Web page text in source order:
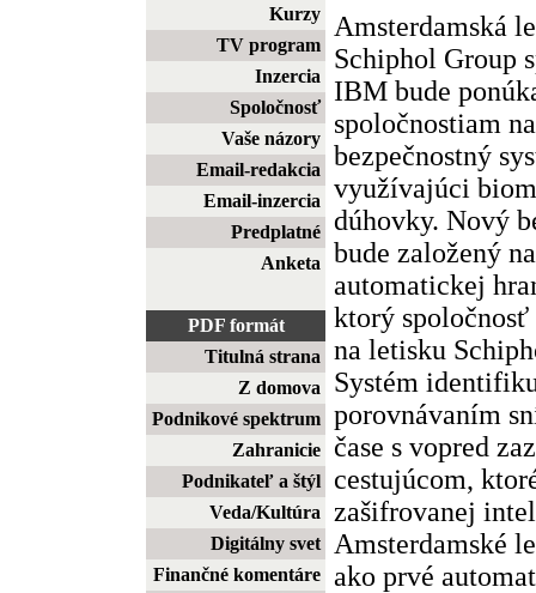
Kurzy
TV program
Inzercia
Spoločnosť
Vaše názory
Email-redakcia
Email-inzercia
Predplatné
Anketa
PDF formát
Titulná strana
Z domova
Podnikové spektrum
Zahranicie
Podnikateľ a štýl
Veda/Kultúra
Digitálny svet
Finančné komentáre
Amsterdamská
Schiphol Group
IBM bude
spoločnostiam
bezpečnostný
využívajúci
dúhovky. Nový
bude založený
automatickej
ktorý
na letisku
Systém
porovnávaním
čase s vopred
cestujúcom,
zašifrovanej
Amsterdamské
ako prvé